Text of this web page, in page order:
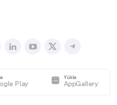
Play
Yüklə
AppGallery